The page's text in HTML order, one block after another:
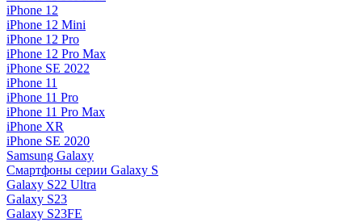
iPhone 12
iPhone 12 Mini
iPhone 12 Pro
iPhone 12 Pro Max
iPhone SE 2022
iPhone 11
iPhone 11 Pro
iPhone 11 Pro Max
iPhone XR
iPhone SE 2020
Samsung Galaxy
Смартфоны серии Galaxy S
Galaxy S22 Ultra
Galaxy S23
Galaxy S23FE